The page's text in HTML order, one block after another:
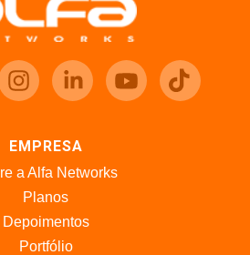
EMPRESA
a Alfa Networks
Planos
Depoimentos
Portfólio